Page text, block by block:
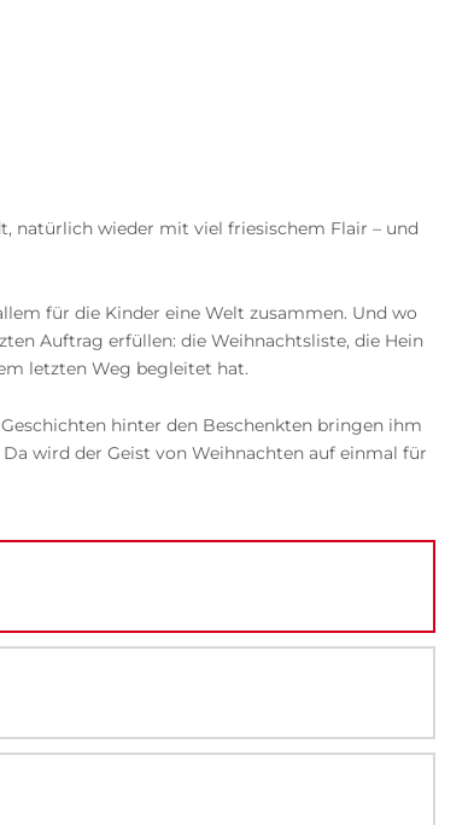
natürlich wieder mit viel friesischem Flair – und
für die Kinder eine Welt zusammen. Und wo
Auftrag erfüllen: die Weihnachtsliste, die Hein
letzten Weg begleitet hat.
hinter den Beschenkten bringen ihm
wird der Geist von Weihnachten auf einmal für